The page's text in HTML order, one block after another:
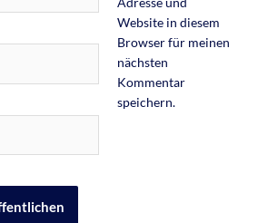
Website in diesem
Browser für meinen
nächsten
Kommentar
speichern.